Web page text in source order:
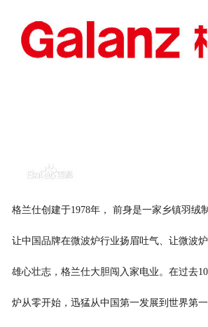
格兰仕创建于1978年， 前身是一家乡镇羽绒
让中国品牌在微波炉行业扬眉吐气、让微波
雄心壮志，格兰仕大胆闯入家电业。在过去
炉从零开始，迅猛从中国第一发展到世界第